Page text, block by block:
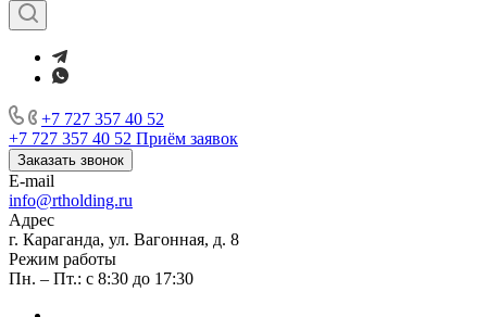
+7 727 357 40 52
+7 727 357 40 52 Приём заявок
Заказать звонок
E-mail
info@rtholding.ru
Адрес
г. Караганда, ул. Вагонная, д. 8
Режим работы
Пн. – Пт.: с 8:30 до 17:30